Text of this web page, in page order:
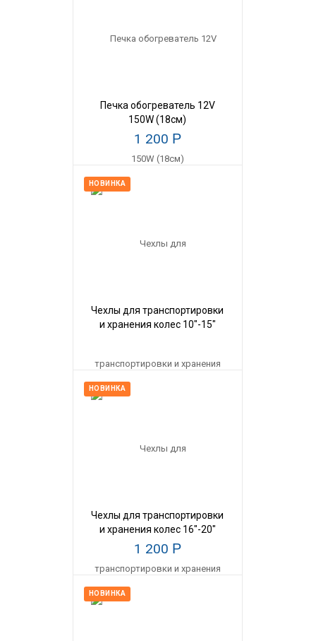
Печка обогреватель 12V
150W (18см)
1 200 Р
НОВИНКА
Чехлы для транспортировки
и хранения колес 10"-15"
НОВИНКА
Чехлы для транспортировки
и хранения колес 16"-20"
IVITEX
1 200 Р
НОВИНКА